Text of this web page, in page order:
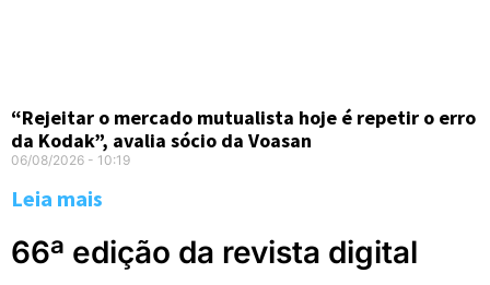
“Rejeitar o mercado mutualista hoje é repetir o erro
da Kodak”, avalia sócio da Voasan
06/08/2026 10:19
Leia mais
66ª edição da revista digital